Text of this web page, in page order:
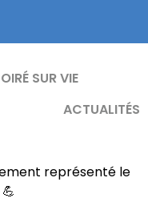
SUR VIE
ACTUALITÉS
représenté le